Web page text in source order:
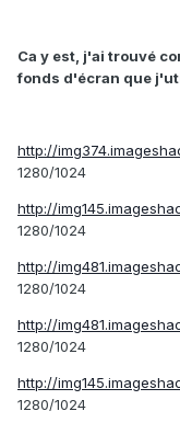
Ca y est, j'ai trouvé
fonds d'écran que
http://
1280/1024
http://
1280/1024
http://
1280/1024
http://
1280/1024
http://
1280/1024